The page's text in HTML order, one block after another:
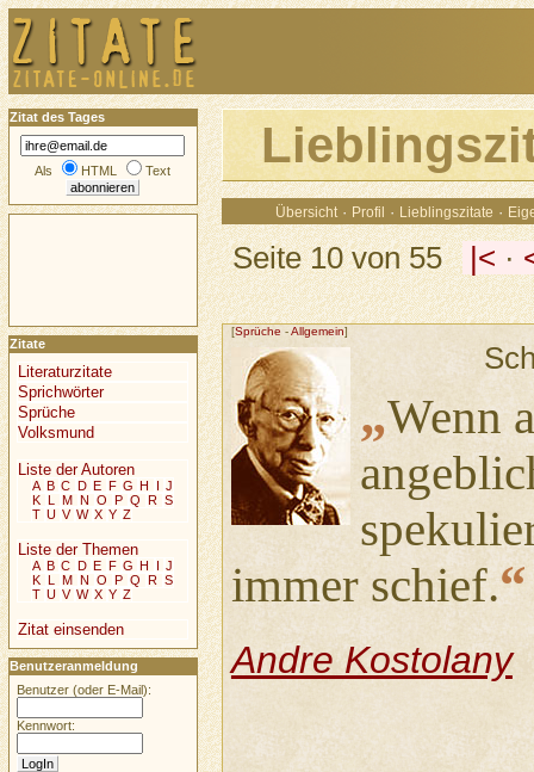
Übersicht · Profil · Lieblingszitate ·
Seite 10 von 55 |< ·
[Sprüche -Allgemein]
„Wenn
immer schief.“
Andre Kostolany
Zitat des Tages
Als HTML Text
Zitate
Literaturzitate
Sprichwörter
Sprüche
Volksmund
Liste der Autoren
A B C D E F G H I J
K L M N O P Q R S
T U V W X Y Z
Liste der Themen
A B C D E F G H I J
K L M N O P Q R S
T U V W X Y Z
Zitat einsenden
Benutzeranmeldung
Benutzer (oder E-Mail):
Kennwort: